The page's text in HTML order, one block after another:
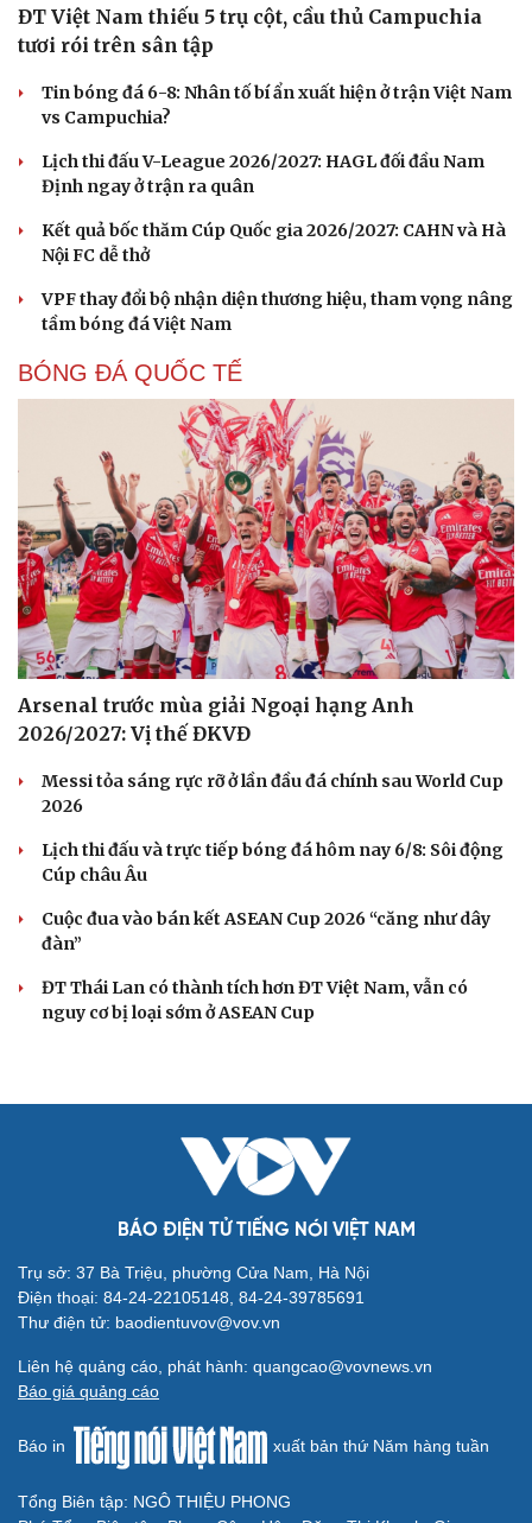
ĐT Việt Nam thiếu 5 trụ cột, cầu thủ Campuchia
tươi rói trên sân tập
Tin bóng đá 6-8: Nhân tố bí ẩn xuất hiện ở trận Việt Nam
vs Campuchia?
Lịch thi đấu V-League 2026/2027: HAGL đối đầu Nam
Định ngay ở trận ra quân
Kết quả bốc thăm Cúp Quốc gia 2026/2027: CAHN và Hà
Nội FC dễ thở
VPF thay đổi bộ nhận diện thương hiệu, tham vọng nâng
tầm bóng đá Việt Nam
BÓNG ĐÁ QUỐC TẾ
Arsenal trước mùa giải Ngoại hạng Anh
2026/2027: Vị thế ĐKVĐ
Messi tỏa sáng rực rỡ ở lần đầu đá chính sau World Cup
2026
Lịch thi đấu và trực tiếp bóng đá hôm nay 6/8: Sôi động
Cúp châu Âu
Cuộc đua vào bán kết ASEAN Cup 2026 “căng như dây
đàn”
ĐT Thái Lan có thành tích hơn ĐT Việt Nam, vẫn có
nguy cơ bị loại sớm ở ASEAN Cup
BÁO ĐIỆN TỬ TIẾNG NÓI VIỆT NAM
Trụ sở: 37 Bà Triệu, phường Cửa Nam, Hà Nội
Điện thoại: 84-24-22105148, 84-24-39785691
Thư điện tử: baodientuvov@vov.vn
Liên hệ quảng cáo, phát hành: quangcao@vovnews.vn
Báo giá quảng cáo
Báo in xuất bản thứ Năm hàng tuần
Tổng Biên tập: NGÔ THIỆU PHONG